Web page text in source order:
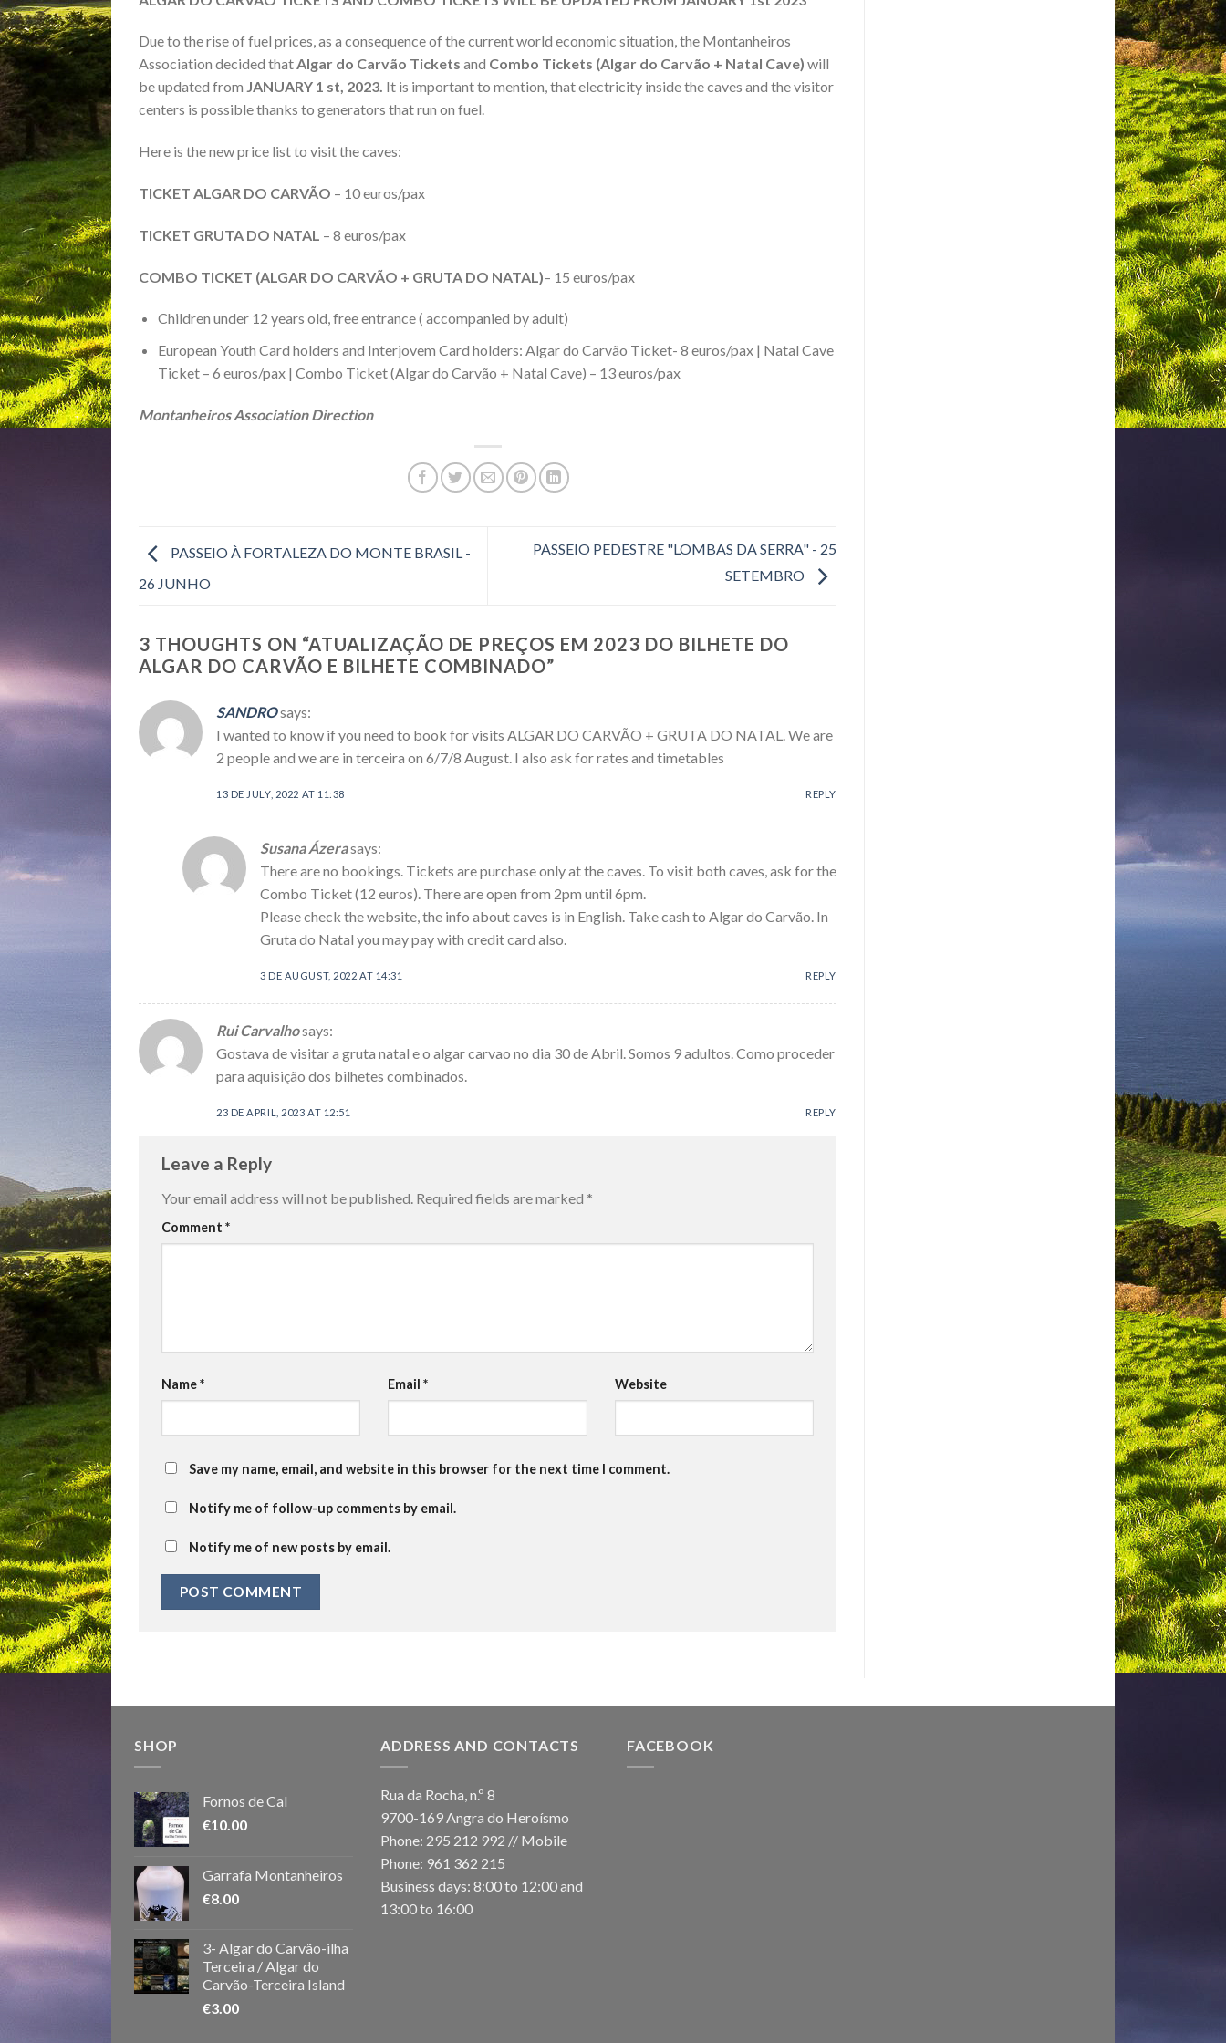
Due to the rise of fuel prices, as a consequence of the current world economic situation, the Montanheiros
Association decided thatAlgar do Carvão Tickets and Combo Tickets (Algar do Carvão + Natal Cave) will
be updated from JANUARY 1 st, 2023. It is important to mention, that electricity inside the caves and the visitor
centers is possible thanks to generators that run on fuel.
Here is the new price list to visit the caves:
TICKET ALGAR DO CARVÃO – 10 euros/pax
TICKET GRUTA DO NATAL – 8 euros/pax
COMBO TICKET (ALGAR DO CARVÃO + GRUTA DO NATAL)– 15 euros/pax
Children under 12 years old, free entrance ( accompanied by adult)
European Youth Card holders and Interjovem Card holders: Algar do Carvão Ticket- 8 euros/pax | Natal Cave
Ticket – 6 euros/pax | Combo Ticket (Algar do Carvão + Natal Cave) – 13 euros/pax
Montanheiros Association Direction
PASSEIO À FORTALEZA DO MONTE BRASIL -
26 JUNHO
PASSEIO PEDESTRE "LOMBAS DA SERRA" - 25
SETEMBRO
3 THOUGHTS ON “ATUALIZAÇÃO DE PREÇOS EM 2023 DO BILHETE DO
ALGAR DO CARVÃO E BILHETE COMBINADO”
SANDROsays:
I wanted to know if you need to book for visits ALGAR DO CARVÃO + GRUTA DO NATAL. We are
2 people and we are in terceira on 6/7/8 August. I also ask for rates and timetables
13 DE JULY, 2022 AT 11:38 REPLY
Susana Ázerasays:
There are no bookings. Tickets are purchase only at the caves. To visit both caves, ask for the
Combo Ticket (12 euros). There are open from 2pm until 6pm.
Please check the website, the info about caves is in English. Take cash to Algar do Carvão. In
Gruta do Natal you may pay with credit card also.
3 DE AUGUST, 2022 AT 14:31 REPLY
Rui Carvalhosays:
Gostava de visitar a gruta natal e o algar carvao no dia 30 de Abril. Somos 9 adultos. Como proceder
para aquisição dos bilhetes combinados.
23 DE APRIL, 2023 AT 12:51 REPLY
Leave a Reply
Your email address will not be published. Required fields are marked *
Comment *
Name* Email* Website
Save my name, email, and website in this browser for the next time I comment.
Notify me of follow-up comments by email.
Notify me of new posts by email.
SHOP
Fornos de Cal
€10.00
Garrafa Montanheiros
€8.00
3- Algar do Carvão-ilha
Terceira / Algar do
Carvão-Terceira Island
€3.00
ADDRESS AND CONTACTS
Rua da Rocha, n.º 8
9700-169 Angra do Heroísmo
Phone: 295 212 992 // Mobile
Phone: 961 362 215
Business days: 8:00 to 12:00 and
13:00 to 16:00
FACEBOOK